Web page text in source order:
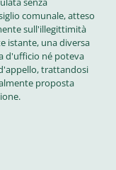
comunale, atteso
sull'illegittimità
istante, una diversa
d'ufficio né poteva
trattandosi
proposta